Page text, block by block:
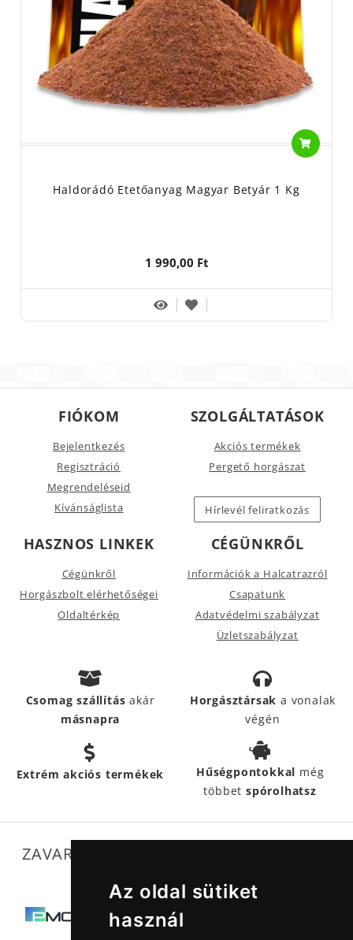
Az oldal sütiket
használ
Haldorádó Etetőanyag Magyar Betyár 1 Kg
1 990,00 Ft
FIÓKOM
Bejelentkezés
Regisztráció
Megrendeléseid
Kívánságlista
SZOLGÁLTATÁSOK
Akciós termékek
Pergető horgászat
Hírlevél feliratkozás
HASZNOS LINKEK
Cégünkről
Horgászbolt elérhetőségei
Oldaltérkép
CÉGÜNKRŐL
Információk a Halcatrazról
Csapatunk
Adatvédelmi szabályzat
Üzletszabályzat
Csomag szállításakár
másnapra
Horgásztársak a vonalak
végén
Extrém akciós termékek Hűségpontokkal még
többetspórolhatsz
ZAVARTALAN MŰKÖDÉSÜNKET SEGÍTIK